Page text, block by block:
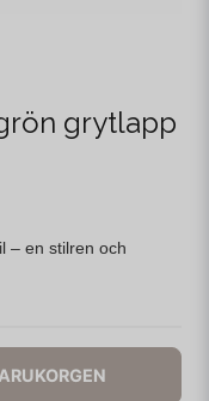
grytlapp
– en stilren och